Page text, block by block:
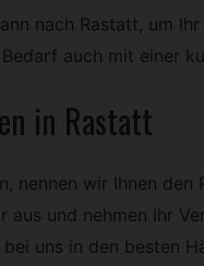
nach Rastatt, um
auch mit einer
in Rastatt
nennen wir Ihnen den
aus und nehmen Ihr
uns in den besten